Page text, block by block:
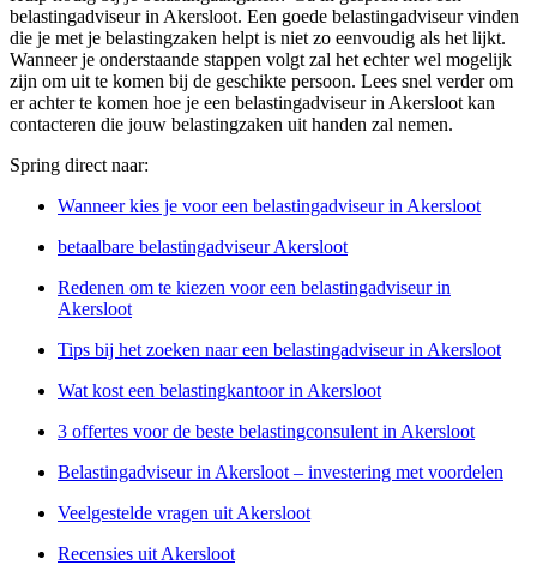
belastingadviseur in Akersloot. Een goede belastingadviseur vinden
die je met je belastingzaken helpt is niet zo eenvoudig als het lijkt.
Wanneer je onderstaande stappen volgt zal het echter wel mogelijk
zijn om uit te komen bij de geschikte persoon. Lees snel verder om
er achter te komen hoe je een belastingadviseur in Akersloot kan
contacteren die jouw belastingzaken uit handen zal nemen.
Spring direct naar:
Wanneer kies je voor een belastingadviseur in Akersloot
betaalbare belastingadviseur Akersloot
Redenen om te kiezen voor een belastingadviseur in
Akersloot
Tips bij het zoeken naar een belastingadviseur in Akersloot
Wat kost een belastingkantoor in Akersloot
3 offertes voor de beste belastingconsulent in Akersloot
Belastingadviseur in Akersloot – investering met voordelen
Veelgestelde vragen uit Akersloot
Recensies uit Akersloot